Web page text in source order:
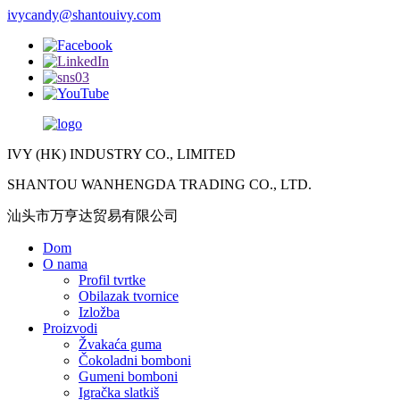
ivycandy@shantouivy.com
IVY (HK) INDUSTRY CO., LIMITED
SHANTOU WANHENGDA TRADING CO., LTD.
汕头市万亨达贸易有限公司
Dom
O nama
Profil tvrtke
Obilazak tvornice
Izložba
Proizvodi
Žvakaća guma
Čokoladni bomboni
Gumeni bomboni
Igračka slatkiš